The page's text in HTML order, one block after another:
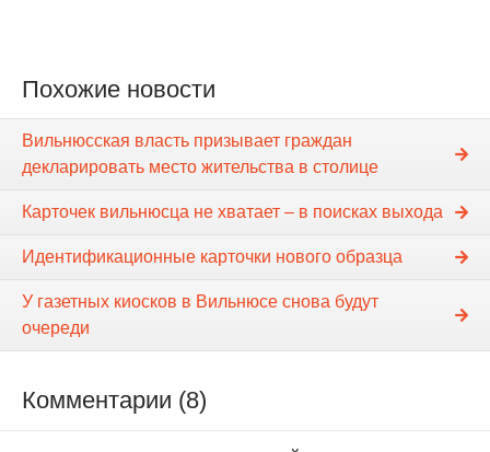
Похожие новости
Вильнюсская власть призывает граждан
декларировать место жительства в столице
Карточек вильнюсца не хватает – в поисках выхода
Идентификационные карточки нового образца
У газетных киосков в Вильнюсе снова будут
очереди
Комментарии (8)